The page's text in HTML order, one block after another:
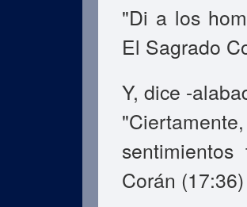
"Di a los
El Sagrado
Y, dice -
Corán (17:36)